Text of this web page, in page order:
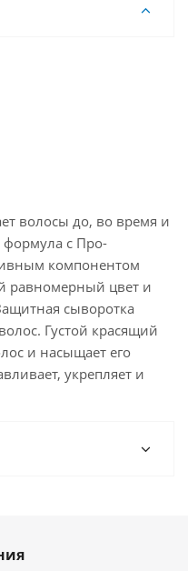
волосы до, во время и
формула с Про-
компонентом
равномерный цвет и
сыворотка
Густой красящий
и насыщает его
укрепляет и